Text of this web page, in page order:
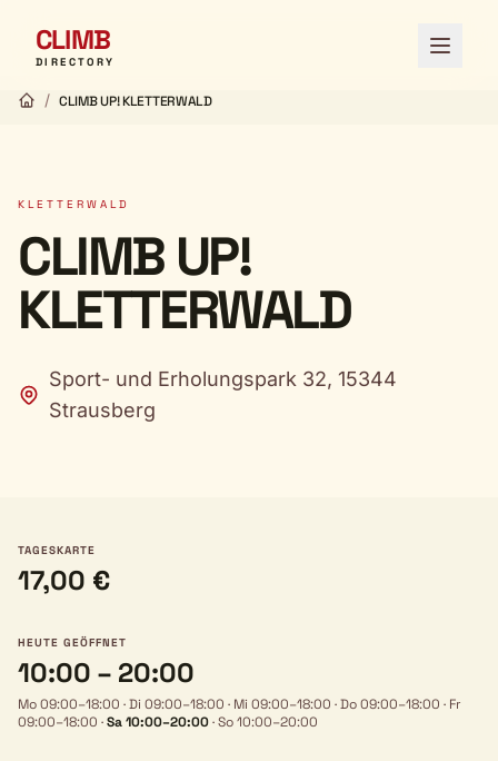
CLIMB
DIRECTORY Menü
/ CLIMB UP! KLETTERWALD
KLETTERWALD
CLIMB UP!
KLETTERWALD
Sport- und Erholungspark 32, 15344
Strausberg
TAGESKARTE
17,00 €
HEUTE GEÖFFNET
10:00 – 20:00
Mo 09:00–18:00 ·Di 09:00–18:00 · Mi 09:00–18:00 ·Do 09:00–18:00 · Fr
09:00–18:00 ·Sa 10:00–20:00·So 10:00–20:00